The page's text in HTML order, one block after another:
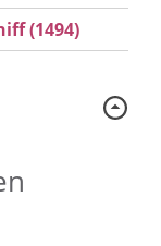
(1494)